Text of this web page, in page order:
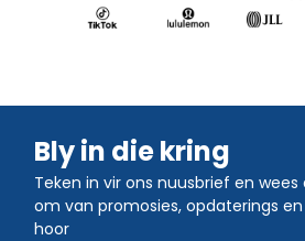
Bly in die kring
Teken in vir ons nuusbrief en wees
om van promosies, opdaterings
hoor